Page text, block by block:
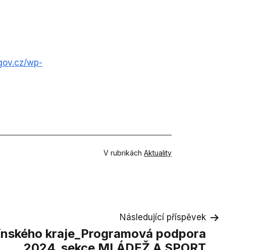
wp-
V rubrikách Aktuality
Následující příspěvek
kraje_Programová podpora